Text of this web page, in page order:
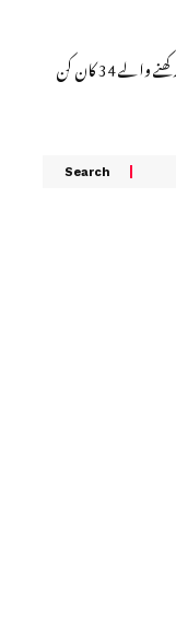
کوئٹہ،کوئلہ کان میں دھماکے سے شانگلہ سے تعلق رکھنے والے 34 کان کن